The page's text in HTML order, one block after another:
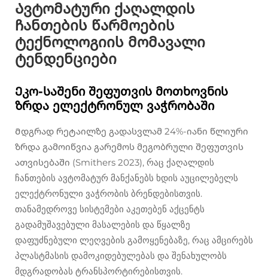
Ავტომატური ქაღალდის
ჩანთების წარმოების
ტექნოლოგიის მომავალი
ტენდენციები
Ეკო-საშენი შეფუთვის მოთხოვნის
ზრდა ელექტრონულ ვაჭრობაში
Მდგრად რეტაილზე გადასვლამ 24%-იანი წლიური
ზრდა გამოიწვია გარემოს მეგობრული შეფუთვის
ათვისებაში (Smithers 2023), რაც ქაღალდის
ჩანთების ავტომატურ მანქანებს ხდის აუცილებელს
ელექტრონული ვაჭრობის ბრენდებისთვის.
თანამედროვე სისტემები აკეთებენ აქცენტს
გადამუშავებული მასალების და წყალზე
დაფუძნებული ლეღვების გამოყენებაზე, რაც ამცირებს
პლასტმასის დამოკიდებულებას და შენახულობს
მდგრადობას ტრანსპორტირებისთვის.